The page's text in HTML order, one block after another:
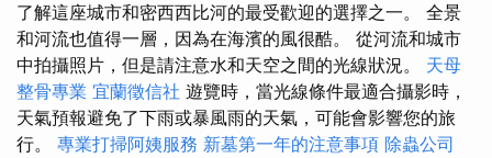
了解這座城市和密西西比河的最受歡迎的選擇之一。 全景
和河流也值得一層，因為在海濱的風很酷。 從河流和城市
中拍攝照片，但是請注意水和天空之間的光線狀況。 天母
整骨專業 宜蘭徵信社 遊覽時，當光線條件最適合攝影時，
天氣預報避免了下雨或暴風雨的天氣，可能會影響您的旅
行。 專業打掃阿姨服務 新墓第一年的注意事項 除蟲公司